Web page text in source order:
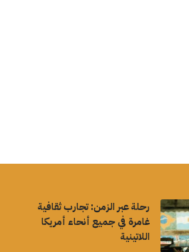
رحلة عبر الزمن: تجارب ثقافية
غامرة في جميع أنحاء أمريكا
اللاتينية